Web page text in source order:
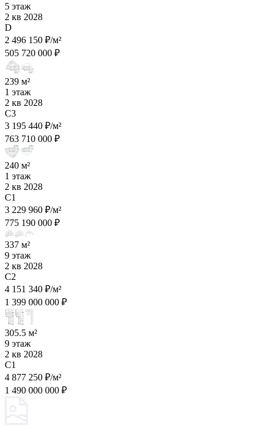
5 этаж
2 кв 2028
D
2 496 150 ₽/м²
505 720 000 ₽
239 м²
1 этаж
2 кв 2028
C3
3 195 440 ₽/м²
763 710 000 ₽
240 м²
1 этаж
2 кв 2028
C1
3 229 960 ₽/м²
775 190 000 ₽
337 м²
9 этаж
2 кв 2028
C2
4 151 340 ₽/м²
1 399 000 000 ₽
305.5 м²
9 этаж
2 кв 2028
C1
4 877 250 ₽/м²
1 490 000 000 ₽